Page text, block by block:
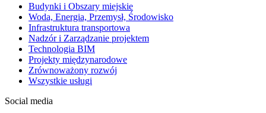
Budynki i Obszary miejskie
Woda, Energia, Przemysł, Środowisko
Infrastruktura transportowa
Nadzór i Zarządzanie projektem
Technologia BIM
Projekty międzynarodowe
Zrównoważony rozwój
Wszystkie usługi
Social media